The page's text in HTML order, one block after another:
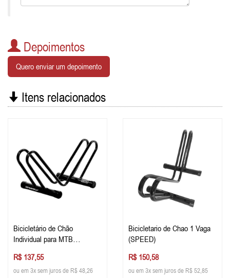
Depoimentos
Quero enviar um depoimento
Itens relacionados
Bicicletário de Chão
Individual para MTB
R$ 137,55
ou em 3x sem juros de R$ 48,26
Bicicletario de Chao 1 Vaga
(SPEED)
R$ 150,58
ou em 3x sem juros de R$ 52,85